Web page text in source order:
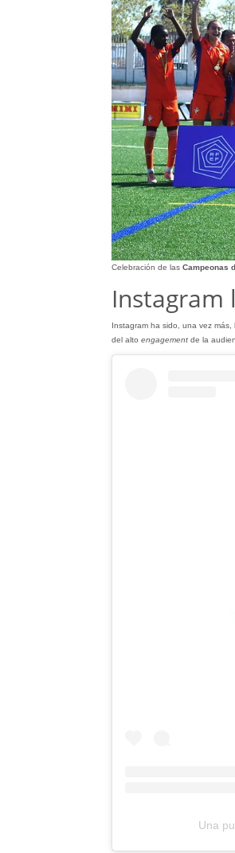
Celebración de las Campeonas
Instagram
Instagram ha sido, una vez
del alto engagementde la
Una